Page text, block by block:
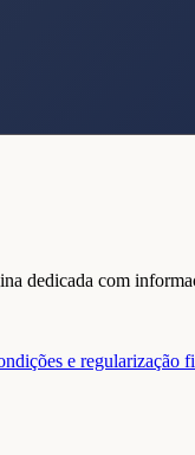
dedicada com
e regularização